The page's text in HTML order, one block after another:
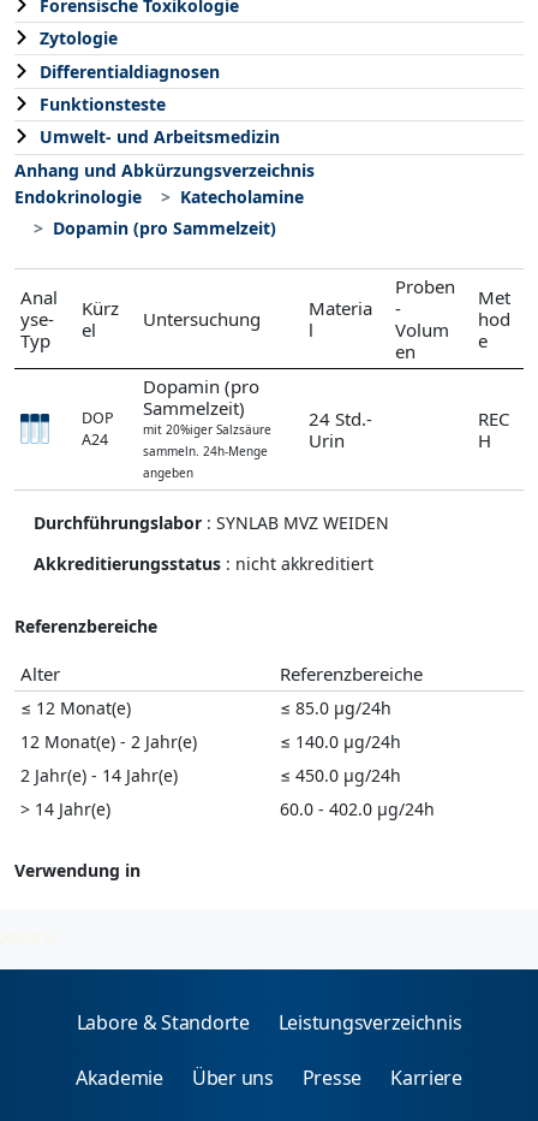
Forensische Toxikologie
Zytologie
Differentialdiagnosen
Funktionsteste
Umwelt- und Arbeitsmedizin
Anhang und Abkürzungsverzeichnis
Endokrinologie
Katecholamine
Dopamin (pro Sammelzeit)
Anal
yse-
Typ
Kürz
el
Untersuchung
Materia
l
Proben
-
Volum
en
Met
hod
e
DOP
A24
Dopamin (pro
Sammelzeit)
mit 20%iger Salzsäure
sammeln. 24h-Menge
angeben
24 Std.-
Urin
REC
H
Durchführungslabor : SYNLAB MVZ WEIDEN
Akkreditierungsstatus : nicht akkreditiert
Referenzbereiche
Alter Referenzbereiche
≤ 12 Monat(e)
≤ 85.0 µg/24h
12 Monat(e) - 2 Jahr(e)
≤ 140.0 µg/24h
2 Jahr(e) - 14 Jahr(e)
≤ 450.0 µg/24h
> 14 Jahr(e) 60.0 - 402.0 µg/24h
Verwendung in
2026-08-10
Labore & Standorte Leistungsverzeichnis
Akademie Über uns Presse Karriere